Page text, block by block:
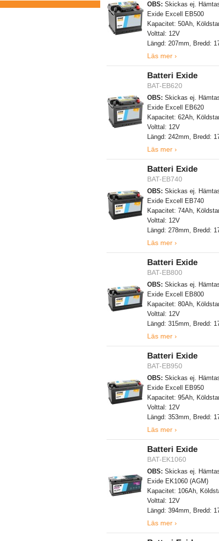
OBS: Skickas ej.
Exide Excell EB500
Kapacitet: 50Ah,
Volttal: 12V
Längd: 207mm, Bredd:
Läs mer ›
Batteri Exide
BAT-EB620
OBS: Skickas ej.
Exide Excell EB620
Kapacitet: 62Ah,
Volttal: 12V
Längd: 242mm, Bredd:
Läs mer ›
Batteri Exide
BAT-EB740
OBS: Skickas ej.
Exide Excell EB740
Kapacitet: 74Ah,
Volttal: 12V
Längd: 278mm, Bredd:
Läs mer ›
Batteri Exide
BAT-EB800
OBS: Skickas ej.
Exide Excell EB800
Kapacitet: 80Ah,
Volttal: 12V
Längd: 315mm, Bredd:
Läs mer ›
Batteri Exide
BAT-EB950
OBS: Skickas ej.
Exide Excell EB950
Kapacitet: 95Ah,
Volttal: 12V
Längd: 353mm, Bredd:
Läs mer ›
Batteri Exide
BAT-EK1060
OBS: Skickas ej.
Exide EK1060 (AGM)
Kapacitet: 106Ah,
Volttal: 12V
Längd: 394mm, Bredd:
Läs mer ›